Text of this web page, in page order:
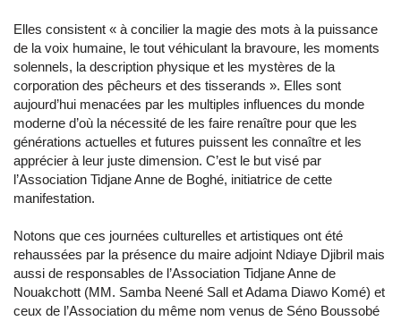
Elles consistent « à concilier la magie des mots à la puissance
de la voix humaine, le tout véhiculant la bravoure, les moments
solennels, la description physique et les mystères de la
corporation des pêcheurs et des tisserands ». Elles sont
aujourd’hui menacées par les multiples influences du monde
moderne d’où la nécessité de les faire renaître pour que les
générations actuelles et futures puissent les connaître et les
apprécier à leur juste dimension. C’est le but visé par
l’Association Tidjane Anne de Boghé, initiatrice de cette
manifestation.
Notons que ces journées culturelles et artistiques ont été
rehaussées par la présence du maire adjoint Ndiaye Djibril mais
aussi de responsables de l’Association Tidjane Anne de
Nouakchott (MM. Samba Neené Sall et Adama Diawo Komé) et
ceux de l’Association du même nom venus de Séno Boussobé